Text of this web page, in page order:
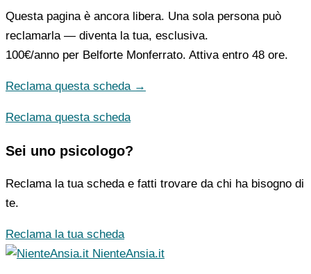
Questa pagina è ancora libera. Una sola persona può
reclamarla — diventa la tua, esclusiva.
100€/anno per Belforte Monferrato. Attiva entro 48 ore.
Reclama questa scheda →
Reclama questa scheda
Sei uno psicologo?
Reclama la tua scheda e fatti trovare da chi ha bisogno di
te.
Reclama la tua scheda
NienteAnsia.it